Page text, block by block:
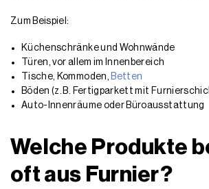
Zum Beispiel:
Küchenschränke und Wohnwände
Türen, vor allem im Innenbereich
Tische, Kommoden, Betten
Böden (z. B. Fertigparkett mit
Auto-Innenräume oder Büroausstattung
Welche Produkte
oft aus Furnier?